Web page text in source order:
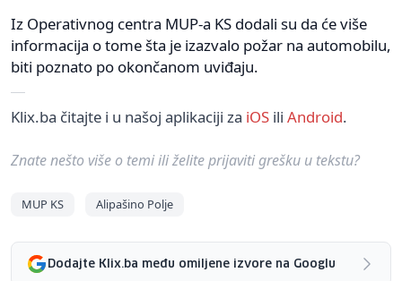
Iz Operativnog centra MUP-a KS dodali su da će više
informacija o tome šta je izazvalo požar na automobilu,
biti poznato po okončanom uviđaju.
Klix.ba čitajte i u našoj aplikaciji za iOS ili Android.
Znate nešto više o temi ili želite prijaviti grešku u tekstu?
MUP KS Alipašino Polje
Dodajte Klix.ba među omiljene izvore na Googlu